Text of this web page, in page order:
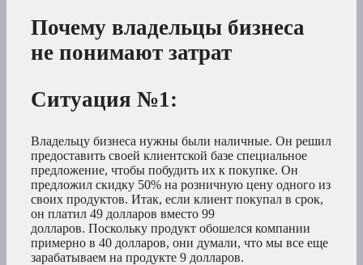
Почему владельцы бизнеса
не понимают затрат
Ситуация №1:
Владельцу бизнеса нужны были наличные. Он решил
предоставить своей клиентской базе специальное
предложение, чтобы побудить их к покупке. Он
предложил скидку 50% на розничную цену одного из
своих продуктов. Итак, если клиент покупал в срок,
он платил 49 долларов вместо 99
долларов. Поскольку продукт обошелся компании
примерно в 40 долларов, они думали, что мы все еще
зарабатываем на продукте 9 долларов.